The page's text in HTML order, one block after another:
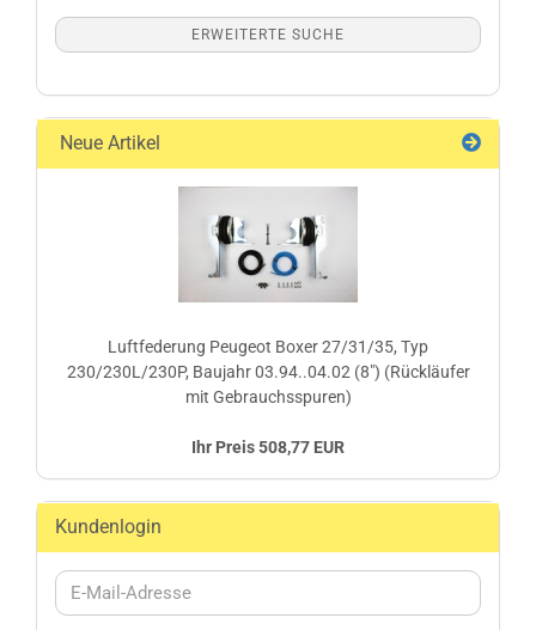
ERWEITERTE SUCHE
Neue Artikel
Luftfederung Peugeot Boxer 27/31/35, Typ
230/230L/230P, Baujahr 03.94..04.02 (8") (Rückläufer
mit Gebrauchsspuren)
Ihr Preis 508,77 EUR
Kundenlogin
E-
Mail-